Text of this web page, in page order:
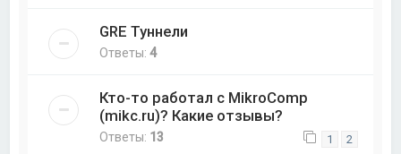
GRE Туннели
Ответы:4
Кто-то работал с MikroComp
(mikc.ru)? Какие отзывы?
Ответы: 13 1 2